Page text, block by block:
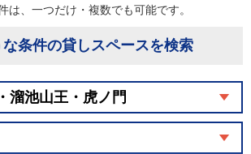
は、一つだけ・複数でも可能です。
な条件の貸しスペースを検索